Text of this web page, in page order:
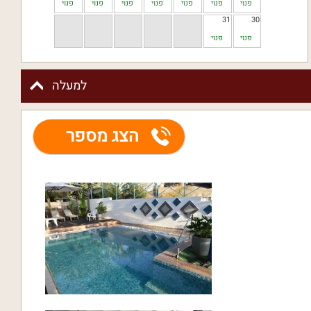
פנוי
פנוי
פנוי
פנוי
פנוי
פנוי
פנוי
30
פנוי
31
פנוי
למעלה
הצג מספר